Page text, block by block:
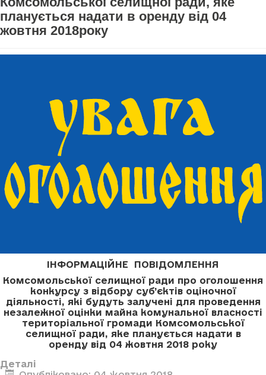
планується надати в оренду від 04
жовтня 2018року
ІНФОРМАЦІЙНЕ ПОВІДОМЛЕННЯ
Комсомольської селищної ради про оголошення
конкурсу з відбору суб’єктів оціночної
діяльності, які будуть залучені для проведення
незалежної оцінки майна комунальної власності
територіальної громади Комсомольської
селищної ради, яке планується надати в
оренду від 04 жовтня 2018 року
Деталі